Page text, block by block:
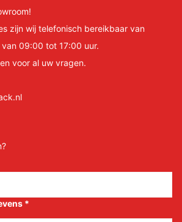
zijn wij telefonisch bereikbaar van
09:00 tot 17:00 uur.
voor al uw vragen.
*